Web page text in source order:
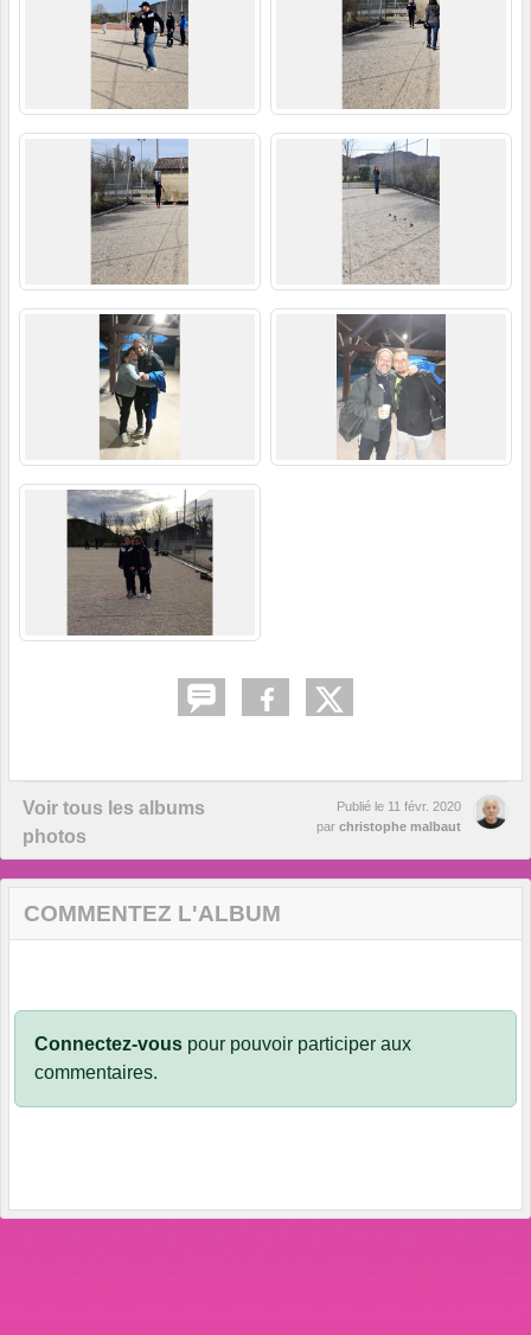
Voir tous les albums
photos
Publié le 11 févr. 2020
par christophe malbaut
COMMENTEZ L'ALBUM
Connectez-vous pour pouvoir participer aux
commentaires.